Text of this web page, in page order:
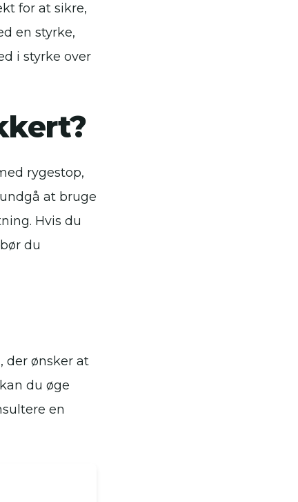
for at sikre,
en styrke,
i styrke over
rygestop,
at bruge
Hvis du
du
ønsker at
du øge
en